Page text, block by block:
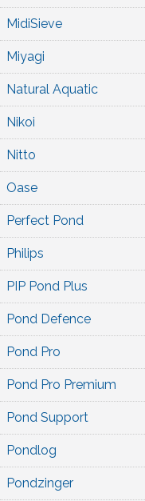
MidiSieve
Miyagi
Natural Aquatic
Nikoi
Nitto
Oase
Perfect Pond
Philips
PIP Pond Plus
Pond Defence
Pond Pro
Pond Pro Premium
Pond Support
Pondlog
Pondzinger